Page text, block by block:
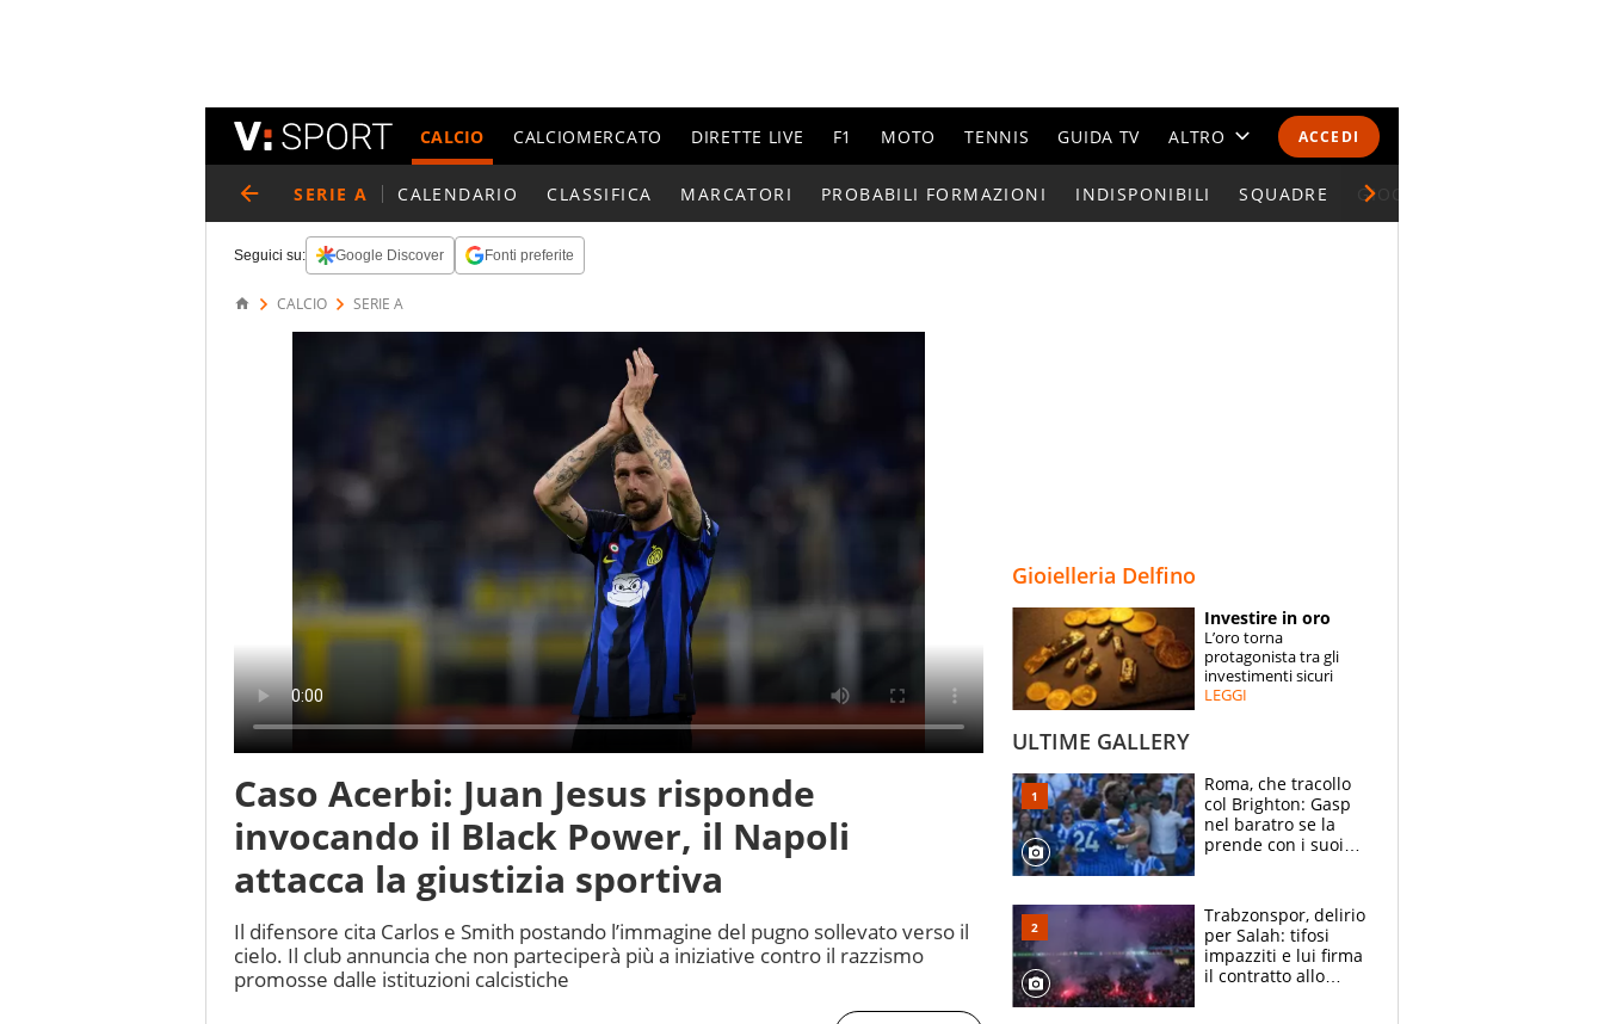
ACCEDI
CALCIO CALCIOMERCATO DIRETTE LIVE F1 MOTO TENNIS GUIDA TV ALTRO
CALENDARI E CLASSIFICHE
ESPERTI
CONTATTI
SERIE A CALENDARIO CLASSIFICA MARCATORI PROBABILI FORMAZIONI INDISPONIBILI SQUADRE GIOCATORI SERIE A
Seguici su: Google Discover Fonti preferite
CALCIO SERIE A
Caso Acerbi: Juan Jesus risponde
invocando il Black Power, il Napoli
attacca la giustizia sportiva
Il difensore cita Carlos e Smith postando l’immagine del pugno sollevato verso il
cielo. Il club annuncia che non parteciperà più a iniziative contro il razzismo
promosse dalle istituzioni calcistiche
Gioielleria Delfino
Investire in oro
L’oro torna
protagonista tra gli
investimenti sicuri
LEGGI
ULTIME GALLERY
Roma, che tracollo
col Brighton: Gasp
nel baratro se la
prende con i suoi
Trabzonspor, delirio
per Salah: tifosi
impazziti e lui firma
il contratto allo